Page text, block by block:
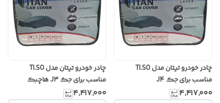
چادر خودرو تیتان مدل TI.SO
مناسب برای جک J4
۴٬۴۱۷٬۰۰۰
چادر خودرو تیتان مدل TI.SO
مناسب برای جک J3 هاچبک
۴٬۴۱۷٬۰۰۰